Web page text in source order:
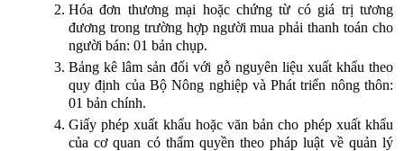
Hóa đơn thương mại hoặc chứng từ có giá trị tương
đương trong trường hợp người mua phải thanh toán cho
người bán: 01 bản chụp.
Bảng kê lâm sản đối với gỗ nguyên liệu xuất khẩu theo
quy định của Bộ Nông nghiệp và Phát triển nông thôn:
01 bản chính.
Giấy phép xuất khẩu hoặc văn bản cho phép xuất khẩu
của cơ quan có thẩm quyền theo pháp luật về quản lý